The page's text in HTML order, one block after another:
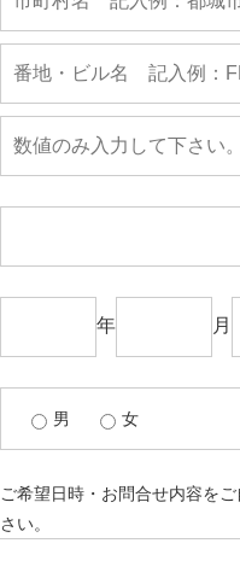
年 月
男 女
ご希望日時・お問合せ内容を
さい。